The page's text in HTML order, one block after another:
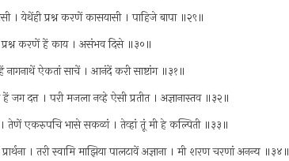
। येथेंही प्रश्न करणें कासयासी । पाहिजे बापा ॥२९॥
प्रश्न करणें हें काय । असंभव दिसे ॥३०॥
ऐकतां साचें । आनंदें करी साष्टांग ॥३१॥
जग दत्त । परी मजला नव्हे ऐसी प्रतीत । अज्ञानास्तव ॥३२॥
। तेणें एकरुपचि भासे सकळां । तेव्हां तूं मी हे कल्पिती ॥३३॥
। तरी स्वामि माझिया पालटावें अज्ञाना । मी शरण चरणां अनन्य ॥३४॥